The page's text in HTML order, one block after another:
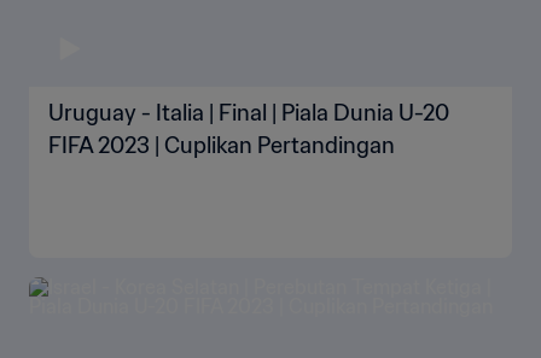
Uruguay - Italia | Final | Piala Dunia U-20
FIFA 2023 | Cuplikan Pertandingan